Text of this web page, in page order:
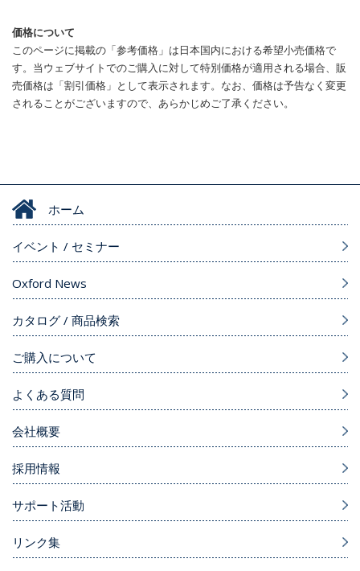
価格について
このページに掲載の「参考価格」は日本国内における希望小売価格で
す。当ウェブサイトでのご購入に対して特別価格が適用される場合、販
売価格は「割引価格」として表示されます。なお、価格は予告なく変更
されることがございますので、あらかじめご了承ください。
ホーム
イベント / セミナー
Oxford News
カタログ / 商品検索
ご購入について
よくある質問
会社概要
採用情報
サポート活動
リンク集